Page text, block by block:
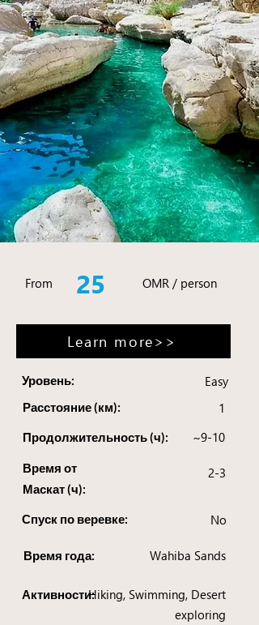
From 25 OMR / person
Learn more>>
Уровень: Easy
Расстояние (км): 1
Продолжительность (ч):
Время от
Маскат (ч):
~9-10
2-3
Спуск по веревке: No
Время года: Wahiba Sands
Активности:Hiking, Swimming, Desert
exploring